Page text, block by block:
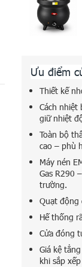
Ưu điểm
Thiết kế
Cách nhiệt
giữ nhiệt
Toàn bộ
cao – phù
Máy nén
Gas R290
trường.
Quạt động
Hế thống
Cửa đóng
Giá kệ
khi sắp